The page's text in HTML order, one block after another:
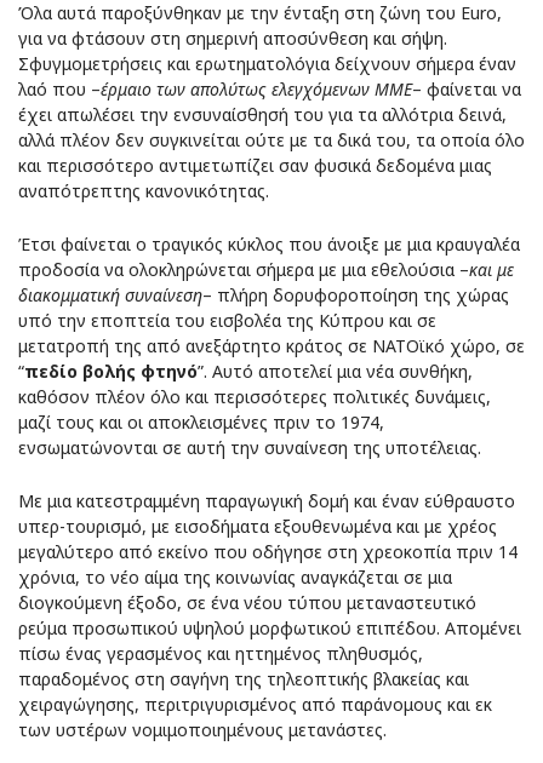
Όλα αυτά παροξύνθηκαν με την ένταξη στη ζώνη του Euro,
για να φτάσουν στη σημερινή αποσύνθεση και σήψη.
Σφυγμομετρήσεις και ερωτηματολόγια δείχνουν σήμερα έναν
λαό που –έρμαιο των απολύτως ελεγχόμενων ΜΜΕ– φαίνεται να
έχει απωλέσει την ενσυναίσθησή του για τα αλλότρια δεινά,
αλλά πλέον δεν συγκινείται ούτε με τα δικά του, τα οποία όλο
και περισσότερο αντιμετωπίζει σαν φυσικά δεδομένα μιας
αναπότρεπτης κανονικότητας.
Έτσι φαίνεται ο τραγικός κύκλος που άνοιξε με μια κραυγαλέα
προδοσία να ολοκληρώνεται σήμερα με μια εθελούσια –και με
διακομματική συναίνεση– πλήρη δορυφοροποίηση της χώρας
υπό την εποπτεία του εισβολέα της Κύπρου και σε
μετατροπή της από ανεξάρτητο κράτος σε ΝΑΤΟϊκό χώρο, σε
“πεδίο βολής φτηνό”. Αυτό αποτελεί μια νέα συνθήκη,
καθόσον πλέον όλο και περισσότερες πολιτικές δυνάμεις,
μαζί τους και οι αποκλεισμένες πριν το 1974,
ενσωματώνονται σε αυτή την συναίνεση της υποτέλειας.
Με μια κατεστραμμένη παραγωγική δομή και έναν εύθραυστο
υπερ-τουρισμό, με εισοδήματα εξουθενωμένα και με χρέος
μεγαλύτερο από εκείνο που οδήγησε στη χρεοκοπία πριν 14
χρόνια, το νέο αίμα της κοινωνίας αναγκάζεται σε μια
διογκούμενη έξοδο, σε ένα νέου τύπου μεταναστευτικό
ρεύμα προσωπικού υψηλού μορφωτικού επιπέδου. Απομένει
πίσω ένας γερασμένος και ηττημένος πληθυσμός,
παραδομένος στη σαγήνη της τηλεοπτικής βλακείας και
χειραγώγησης, περιτριγυρισμένος από παράνομους και εκ
των υστέρων νομιμοποιημένους μετανάστες.